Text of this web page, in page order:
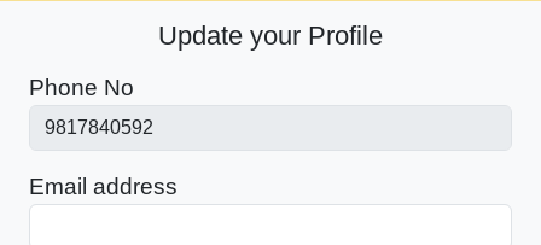
Update your Profile
Phone No
Email address